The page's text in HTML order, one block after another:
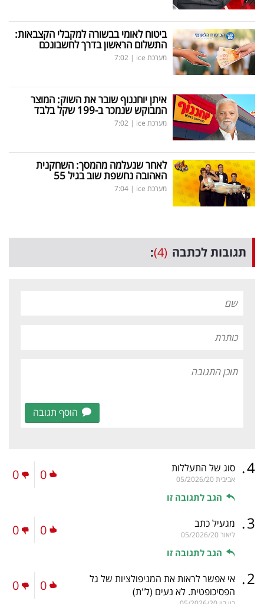
ביטוח לאומי בבשורה למקבלי הקצבאות:
התשלום הראשון בדרך לחשבונכם
מערכת ice |
7:02
איתן יוחננוף שובר את השוק: המוצר
המבוקש שנמכר ב-199 שקל בלבד
מערכת ice |
7:02
לאחר שנעלמה מהמסך: השחקנית
האהובה נחשפת שוב בגיל 55
מערכת ice |
7:04
תגובות לכתבה (4)
:
הוסף תגובה
4
. סוג של התעללות
אביבית 05/2026/20
הגב לתגובה זו
0
0
3
. מגעיל כתב
ליאור 05/2026/20
הגב לתגובה זו
0
0
2
. אי אפשר לראות את המניפולציות של גל
הפסיכופטית. לא נעים (ל"ת) 0
0